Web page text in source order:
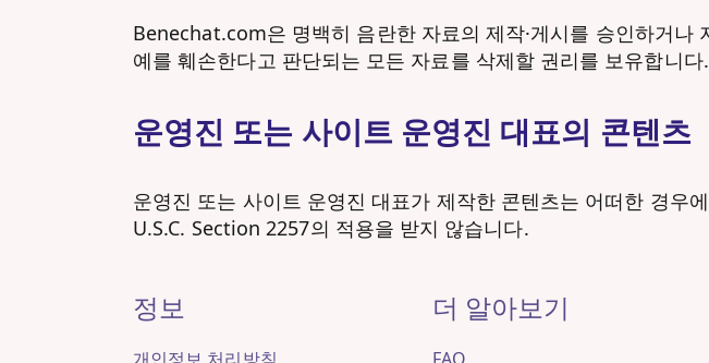
Benechat.com은 명백히 음란한 자료의 제작·게시를 승인하거
예를 훼손한다고 판단되는 모든 자료를 삭제할 권리를 보유합니다.
운영진 또는 사이트 운영진 대표의 콘텐츠
운영진 또는 사이트 운영진 대표가 제작한 콘텐츠는 어떠한 경우
U.S.C. Section 2257의 적용을 받지 않습니다.
정보 더 알아보기